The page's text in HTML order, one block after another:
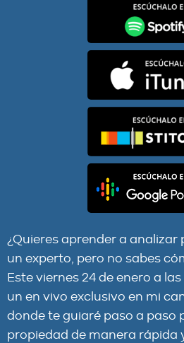
Minutos): Preguntas y
¿Quieres aprender a
un experto, pero no sabes
Este viernes 24 de enero a
un en vivo exclusivo en mi
donde te guiaré paso a paso
propiedad de manera rápida